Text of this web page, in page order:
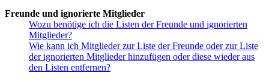
Freunde und ignorierte Mitglieder
Wozu benötige ich die Listen der Freunde und ignorierten
Mitglieder?
Wie kann ich Mitglieder zur Liste der Freunde oder zur Liste
der ignorierten Mitglieder hinzufügen oder diese wieder aus
den Listen entfernen?